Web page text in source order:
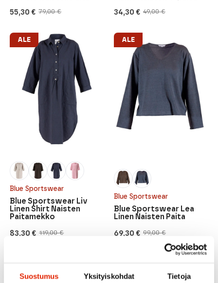
Suostumus Yksityiskohdat Tietoja
79,00€
Alkuperäinen
oli:
79,00 €.
55,30 €
Nykyinen
on:
55,30 €.
49,00€
Alkuperäinen
oli:
49,00 €.
34,30 €
Nykyinen
on:
34,30 €.
Blue Sportswear
119,00€
Alkuperäinen
83,30 €
Nykyinen
ALE
Blue Sportswear Liv
Linen Shirt Naisten
Paitamekko
Blue Sportswear
99,00€
Alkuperäinen
69,30 €
Nykyinen
ALE
Blue Sportswear Lea
Linen Naisten Paita